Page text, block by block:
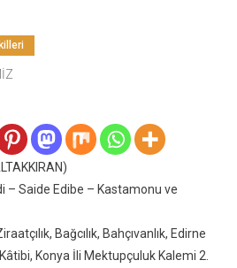
– Saide Edibe – Kastamonu ve
Bağcılık, Bahçıvanlık, Edirne
Konya İli Mektupçuluk Kalemi 2.